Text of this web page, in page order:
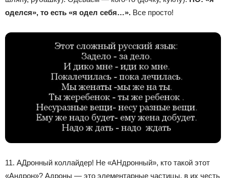
оделся», то есть «я одел себя…». Все просто!
11. АДронный коллайдер! Не «АНдронный», кто такой этот
«Андрон»? Адроны — это элементарные частицы, в их честь